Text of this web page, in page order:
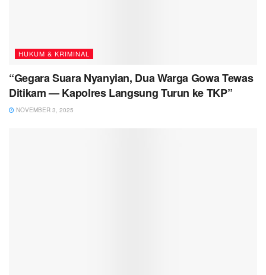
HUKUM & KRIMINAL
“Gegara Suara Nyanyian, Dua Warga Gowa Tewas
Ditikam — Kapolres Langsung Turun ke TKP”
NOVEMBER 3, 2025